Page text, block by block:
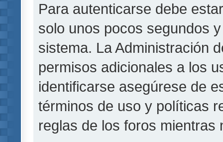
Para autenticarse debe
solo unos pocos segundos
sistema. La Administración
permisos adicionales a los
identificarse asegúrese de
términos de uso y políticas
reglas de los foros mientras